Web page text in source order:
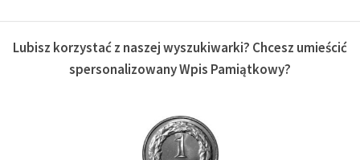
Lubisz korzystać z naszej wyszukiwarki? Chcesz umieścić
spersonalizowany Wpis Pamiątkowy?